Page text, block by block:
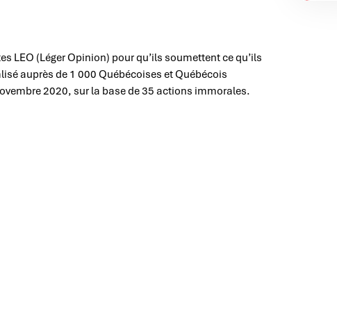
LEO (Léger Opinion) pour qu’ils soumettent ce qu’ils
auprès de 1 000 Québécoises et Québécois
2020, sur la base de 35 actions immorales.